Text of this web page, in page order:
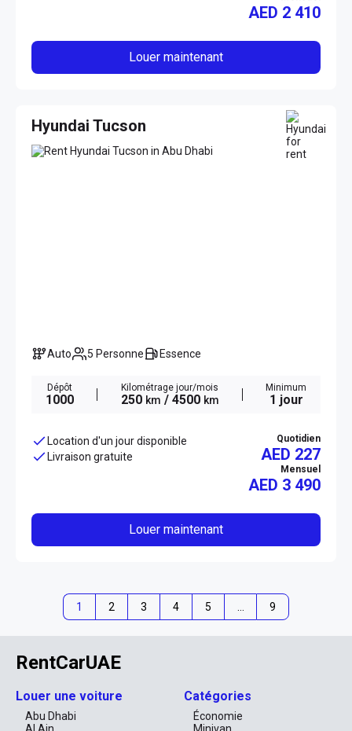
AED 2 410
Louer maintenant
Hyundai Tucson
Auto 5 Personne Essence
Dépôt
1000
Kilométrage jour/mois
250 km / 4500 km
Minimum
1 jour
Location d'un jour disponible
Livraison gratuite
Quotidien
AED 227
Mensuel
AED 3 490
Louer maintenant
1 2 3 4 5 … 9
RentCarUAE
Louer une voiture
Abu Dhabi
Catégories
Économie